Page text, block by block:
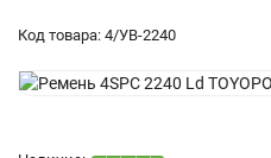
Код товара: 4/УВ-2240